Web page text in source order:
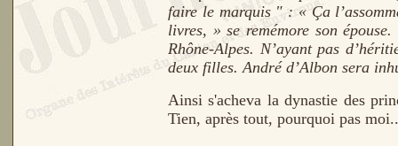
faire le marquis " : « Ça
livres, » se remémore son
Rhône-Alpes. N’ayant pas
deux filles. André d’Albon sera
Ainsi s'acheva la dynastie des
Tien, après tout, pourquoi pas